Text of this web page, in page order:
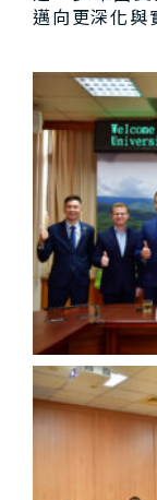
邁向更深化與